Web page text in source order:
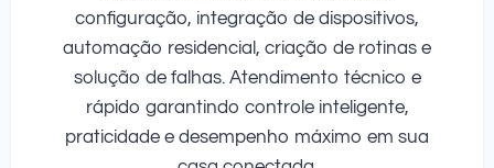
configuração, integração de dispositivos,
automação residencial, criação de rotinas e
solução de falhas. Atendimento técnico e
rápido garantindo controle inteligente,
praticidade e desempenho máximo em sua